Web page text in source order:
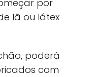
por
lã ou látex
poderá
com